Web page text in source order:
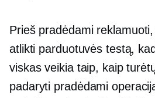
Prieš pradėdami
atlikti parduotuvės testą,
viskas veikia taip, kaip
padaryti pradėdami